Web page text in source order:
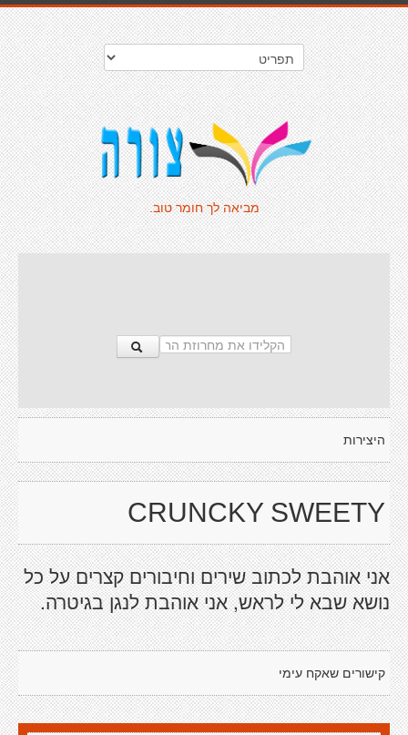
מביאה לך חומר טוב.
היצירות
CRUNCKY SWEETY
אני אוהבת לכתוב שירים וחיבורים קצרים על כל
נושא שבא לי לראש, אני אוהבת לנגן בגיטרה.
קישורים שאקח עימי